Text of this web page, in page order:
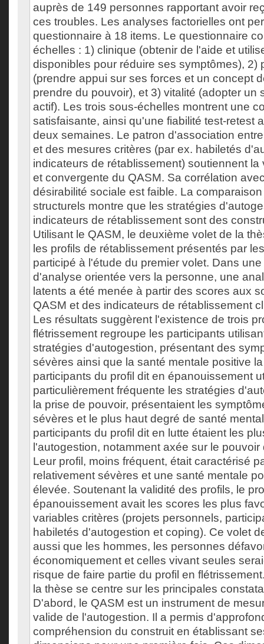
auprès de 149 personnes rapportant avoir
ces troubles. Les analyses factorielles ont
questionnaire à 18 items. Le questionnaire
échelles : 1) clinique (obtenir de l'aide et
disponibles pour réduire ses symptômes), 2)
(prendre appui sur ses forces et un concept
prendre du pouvoir), et 3) vitalité (adopter un
actif). Les trois sous-échelles montrent une
satisfaisante, ainsi qu'une fiabilité test-retest
deux semaines. Le patron d'association
et des mesures critères (par ex. habiletés
indicateurs de rétablissement) soutiennent la
et convergente du QASM. Sa corrélation
désirabilité sociale est faible. La
structurels montre que les stratégies
indicateurs de rétablissement sont des
Utilisant le QASM, le deuxième volet de la
les profils de rétablissement présentés par
participé à l'étude du premier volet. Dans
d'analyse orientée vers la personne, une
latents a été menée à partir des scores aux
QASM et des indicateurs de rétablissement
Les résultats suggèrent l'existence de trois
flétrissement regroupe les participants
stratégies d'autogestion, présentant des
sévères ainsi que la santé mentale positive
participants du profil dit en épanouissement
particulièrement fréquente les stratégies
la prise de pouvoir, présentaient les
sévères et le plus haut degré de santé
participants du profil dit en lutte étaient les
l'autogestion, notamment axée sur le pouvoir
Leur profil, moins fréquent, était caractérisé
relativement sévères et une santé mentale
élevée. Soutenant la validité des profils, le
épanouissement avait les scores les plus
variables critères (projets personnels,
habiletés d'autogestion et coping). Ce volet
aussi que les hommes, les personnes
économiquement et celles vivant seules
risque de faire partie du profil en
la thèse se centre sur les principales
D'abord, le QASM est un instrument de
valide de l'autogestion. Il a permis
compréhension du construit en établissant